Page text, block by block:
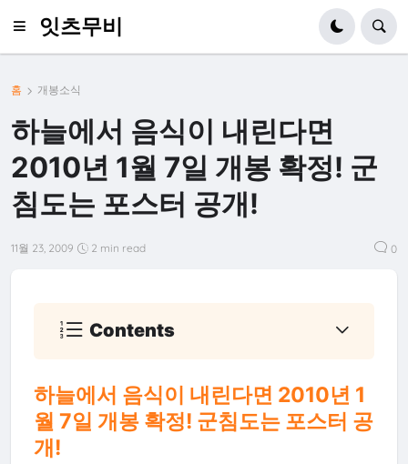
잇츠무비
홈 개봉소식
하늘에서 음식이 내린다면
2010년 1월 7일 개봉 확정! 군
침도는 포스터 공개!
11월 23, 2009 2 min read 0
Contents
하늘에서 음식이 내린다면 2010년 1
월 7일 개봉 확정! 군침도는 포스터 공
개!